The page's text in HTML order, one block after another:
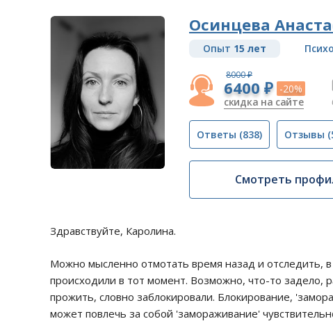
Осинцева
Опыт 15 лет
8000 ₽
6400 ₽ -20%
скидка на сайте
Ответы (838) Отзывы
Смотреть
Здравствуйте, Каролина.
Можно мысленно отмотать время назад и отследить,
происходили в тот момент. Возможно, что-то задело,
прожить, словно заблокировали. Блокирование,
может повлечь за собой 'замораживание'